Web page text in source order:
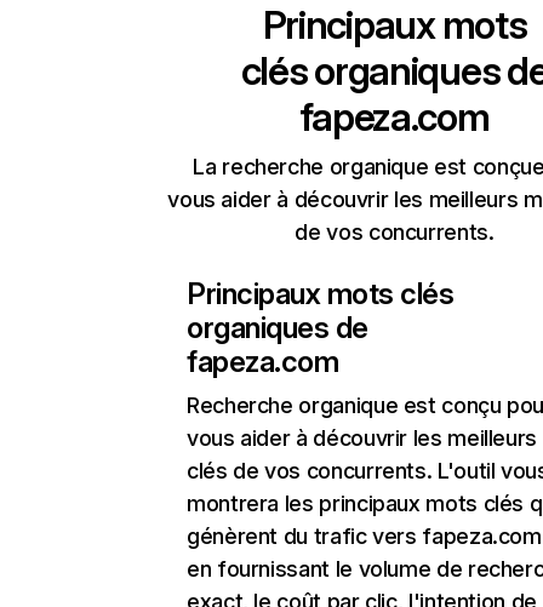
Principaux mots
clés organiques
fapeza.com
La recherche organique est
vous aider à découvrir les meilleurs
de vos concurrents.
Principaux mots clés
organiques de
fapeza.com
Recherche organique est conçu
vous aider à découvrir les
clés de vos concurrents. L'outil
montrera les principaux mots clés
génèrent du trafic vers
en fournissant le volume de
exact, le coût par clic, l'intention de